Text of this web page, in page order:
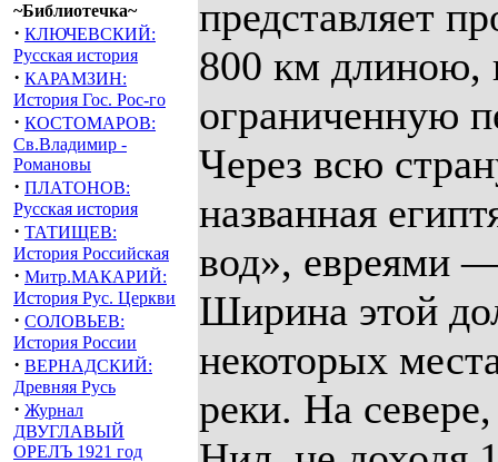
~Библиотечка~
· КЛЮЧЕВСКИЙ:
Русская история
· КАРАМЗИН:
История Гос. Рос-го
· КОСТОМАРОВ:
Св.Владимир -
Романовы
· ПЛАТОНОВ:
Русская история
· ТАТИЩЕВ:
История Российская
· Митр.МАКАРИЙ:
История Рус. Церкви
· СОЛОВЬЕВ:
История России
· ВЕРНАДСКИЙ:
Древняя Русь
· Журнал
ДВУГЛАВЫЙ
ОРЕЛЪ 1921 год